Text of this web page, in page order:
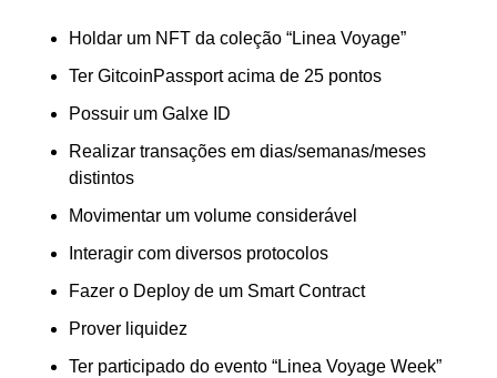
Holdar um NFT da coleção “Linea Voyage”
Ter GitcoinPassport acima de 25 pontos
Possuir um Galxe ID
Realizar transações em dias/semanas/meses
distintos
Movimentar um volume considerável
Interagir com diversos protocolos
Fazer o Deploy de um Smart Contract
Prover liquidez
Ter participado do evento “Linea Voyage Week”